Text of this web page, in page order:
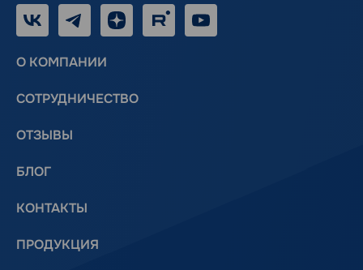
Telegram Дзен RUTUBE
О КОМПАНИИ
СОТРУДНИЧЕСТВО
ОТЗЫВЫ
БЛОГ
КОНТАКТЫ
ПРОДУКЦИЯ